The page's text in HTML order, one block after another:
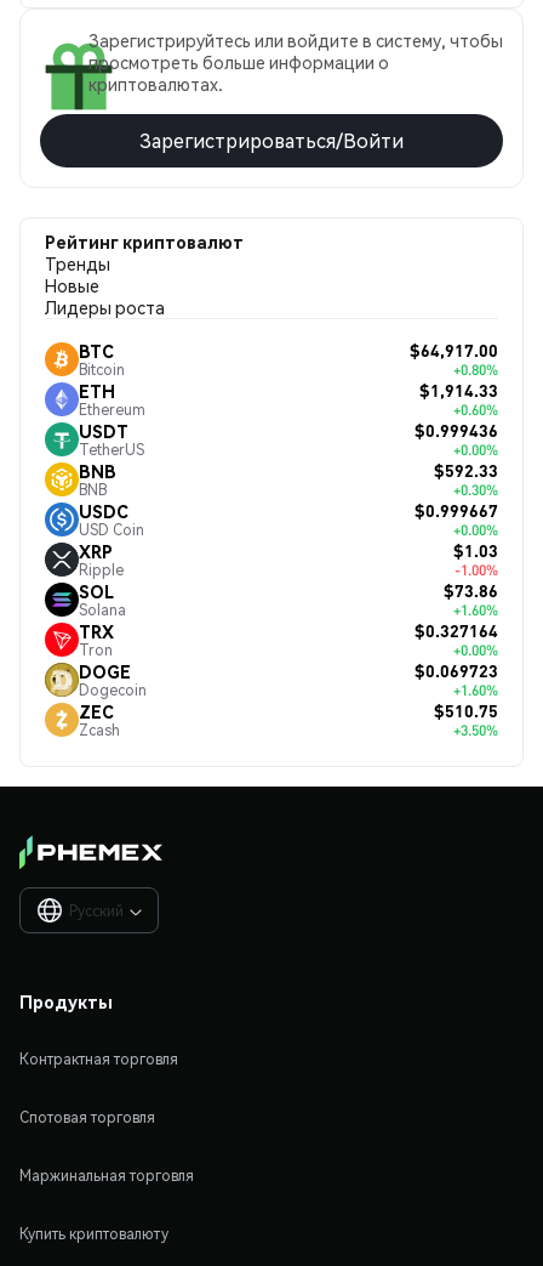
Зарегистрируйтесь или войдите в систему, чтобы
просмотреть больше информации о
криптовалютах.
Зарегистрироваться/Войти
Рейтинг криптовалют
Тренды
Новые
Лидеры роста
BTC
Bitcoin
$64,917.00
+0.80%
ETH
Ethereum
$1,914.33
+0.60%
USDT
TetherUS
$0.999436
+0.00%
BNB
BNB
$592.33
+0.30%
USDC
USD Coin
$0.999667
+0.00%
XRP
Ripple
$1.03
-1.00%
SOL
Solana
$73.86
+1.60%
TRX
Tron
$0.327164
+0.00%
DOGE
Dogecoin
$0.069723
+1.60%
ZEC
Zcash
$510.75
+3.50%
Русский 
Продукты
Контрактная торговля
Спотовая торговля
Маржинальная торговля
Купить криптовалюту